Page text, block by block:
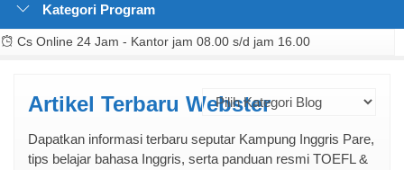
Kategori Program
Cs Online 24 Jam - Kantor jam 08.00 s/d jam 16.00
Artikel Terbaru Webster
Dapatkan informasi terbaru seputar Kampung Inggris Pare,
tips belajar bahasa Inggris, serta panduan resmi TOEFL &